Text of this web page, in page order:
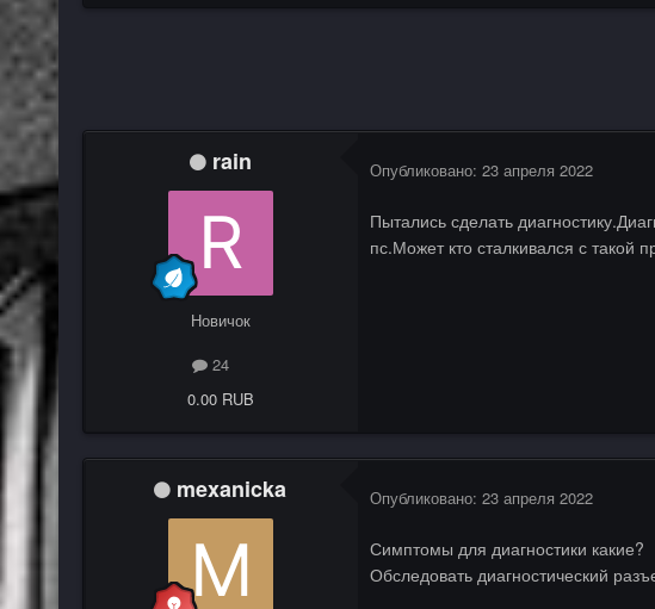
rain
Новичок
24
0.00 RUB
Опубликовано: 23 апреля 2022
Пытались сделать
пс.Может кто сталкивался с такой
mexanicka Опубликовано: 23 апреля 2022
Симптомы для диагностики какие?
Обследовать диагностический